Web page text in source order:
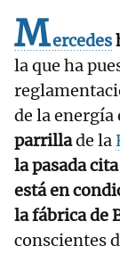
Mercedes
la que ha
de la energía
parrillade la
la pasada
está en
la fábrica de
conscientes